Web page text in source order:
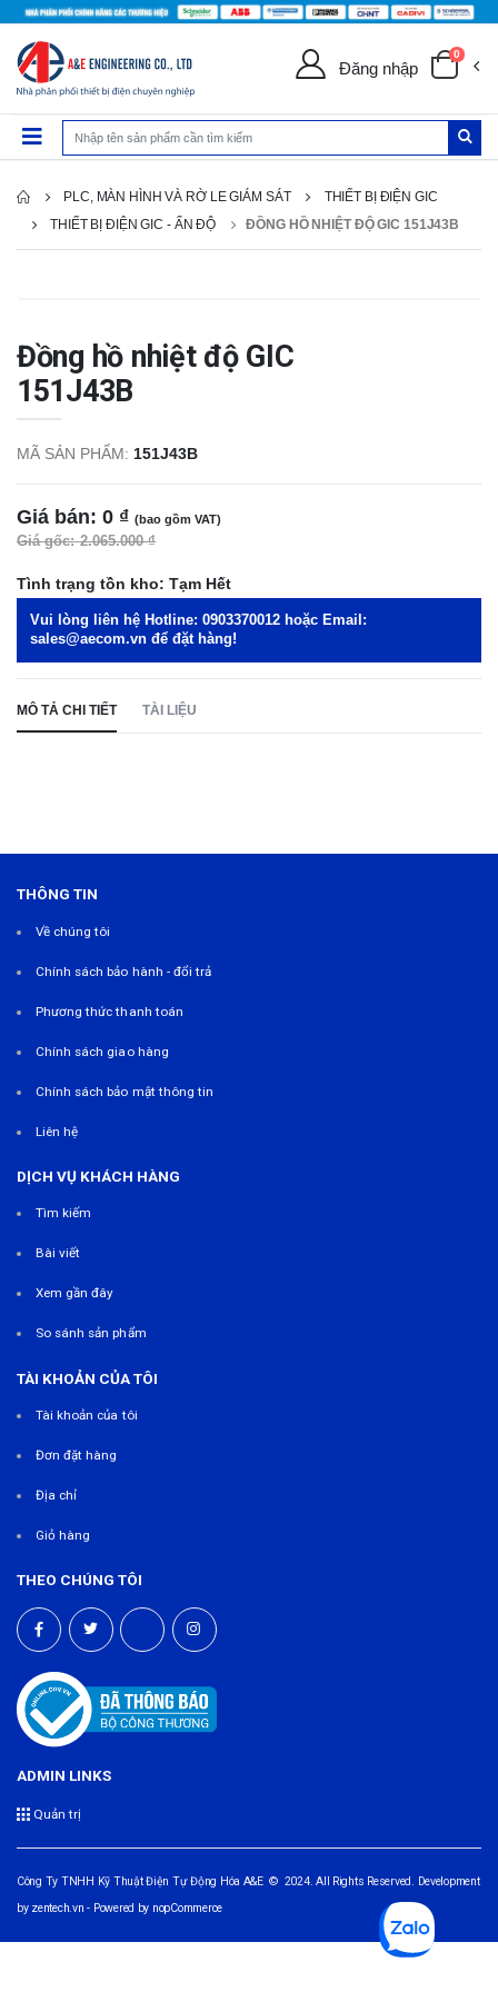
Đăng nhập
0
PLC, MÀN HÌNH VÀ RỜ LE GIÁM SÁT
THIẾT BỊ ĐIỆN GIC
THIẾT BỊ ĐIỆN GIC - ẤN ĐỘ
ĐỒNG HỒ NHIỆT ĐỘ GIC 151J43B
Đồng hồ nhiệt độ GIC
151J43B
MÃ SẢN PHẨM: 151J43B
Giá bán: 0 ₫ (bao gồm VAT)
Giá gốc: 2.065.000 ₫
Tình trạng tồn kho: Tạm Hết
Vui lòng liên hệ Hotline: 0903370012 hoặc Email:
sales@aecom.vn để đặt hàng!
MÔ TẢ CHI TIẾT TÀI LIỆU
THÔNG TIN
Về chúng tôi
Chính sách bảo hành - đổi trả
Phương thức thanh toán
Chính sách giao hàng
Chính sách bảo mật thông tin
Liên hệ
DỊCH VỤ KHÁCH HÀNG
Tìm kiếm
Bài viết
Xem gần đây
So sánh sản phẩm
TÀI KHOẢN CỦA TÔI
Tài khoản của tôi
Đơn đặt hàng
Địa chỉ
Giỏ hàng
THEO CHÚNG TÔI
ADMIN LINKS
Quản trị
Công Ty TNHH Kỹ Thuật Điện Tự Động Hóa A&E © 2024. All Rights Reserved. Development
by zentech.vn - Powered by nopCommerce